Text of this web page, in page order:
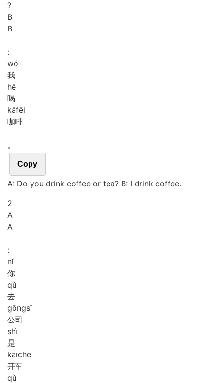
?
B
B
:
wǒ
我
hē
喝
kāfēi
咖啡
。
Copy
A: Do you drink coffee or tea? B: I drink coffee.
2
A
A
:
nǐ
你
qù
去
gōngsī
公司
shì
是
kāichē
开车
qù